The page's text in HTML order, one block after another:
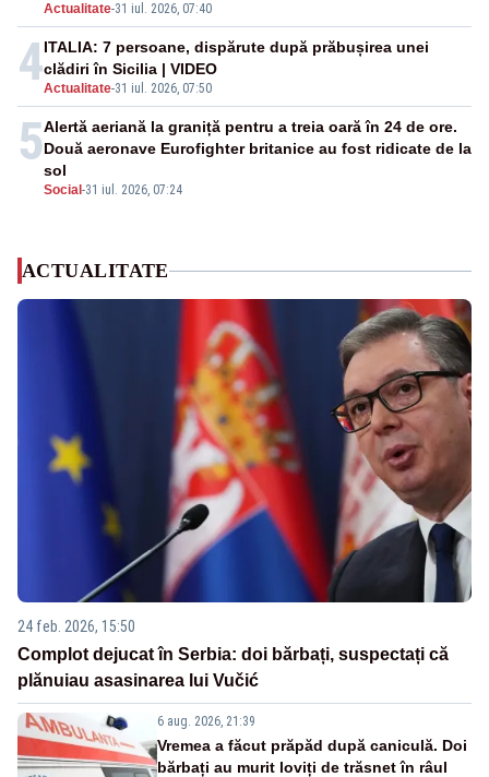
Actualitate-31 iul. 2026, 07:40
4Actualitate-31 iul. 2026, 07:50
ITALIA: 7 persoane, dispărute după prăbușirea unei
clădiri în Sicilia | VIDEO
5
Social -31 iul. 2026, 07:24
Alertă aeriană la graniță pentru a treia oară în 24 de ore.
Două aeronave Eurofighter britanice au fost ridicate de la
sol
ACTUALITATE
24 feb. 2026, 15:50
Complot dejucat în Serbia: doi bărbați, suspectați că
plănuiau asasinarea lui Vučić
6 aug. 2026, 21:39
Vremea a făcut prăpăd după caniculă. Doi
bărbați au murit loviți de trăsnet în râul